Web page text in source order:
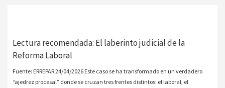
Lectura recomendada: El laberinto judicial de la
Reforma Laboral
Fuente: ERREPAR 24/04/2026 Este caso se ha transformado en un verdadero
“ajedrez procesal” donde se cruzan tres frentes distintos: el laboral, el